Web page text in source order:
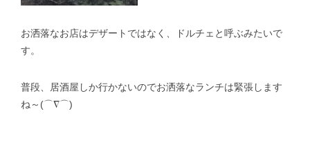
お洒落なお店はデザートではなく、ドルチェと呼ぶみたいで
す。
普段、居酒屋しか行かないのでお洒落なランチは緊張します
ね～(⌒∇⌒)